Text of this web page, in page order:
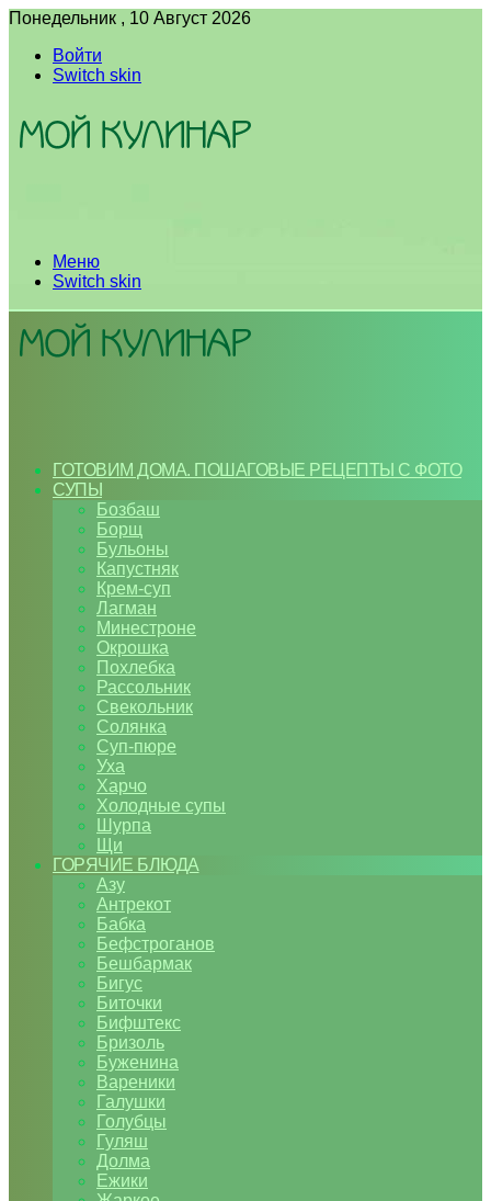
Понедельник , 10 Август 2026
Войти
Switch skin
Меню
Switch skin
ГОТОВИМ ДОМА. ПОШАГОВЫЕ РЕЦЕПТЫ С ФОТО
СУПЫ
Бозбаш
Борщ
Бульоны
Капустняк
Крем-суп
Лагман
Минестроне
Окрошка
Похлебка
Рассольник
Свекольник
Солянка
Суп-пюре
Уха
Харчо
Холодные супы
Шурпа
Щи
ГОРЯЧИЕ БЛЮДА
Азу
Антрекот
Бабка
Бефстроганов
Бешбармак
Бигус
Биточки
Бифштекс
Бризоль
Буженина
Вареники
Галушки
Голубцы
Гуляш
Долма
Ежики